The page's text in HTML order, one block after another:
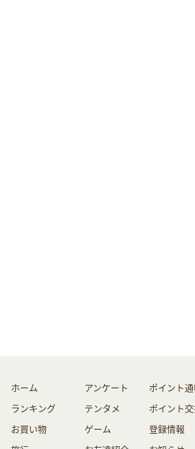
ホーム
ランキング
お買い物
アンケート
テンタメ
ゲーム
ポイント
ポイント
登録情報